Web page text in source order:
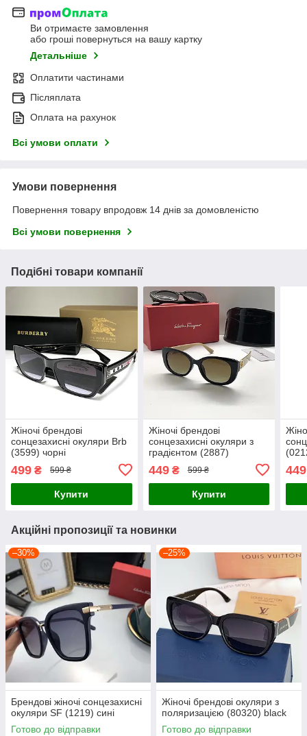
Ви отримаєте замовлення
або гроші повернуться на вашу картку
Детальніше
Оплатити частинами
Післяплата
Оплата на рахунок
Всі умови оплати
Умови повернення
Повернення товару впродовж 14 днів за домовленістю
Всі умови повернення
Подібні товари компанії
Жіночі брендові
сонцезахисні окуляри Brb
(3599) чорні
499 ₴ 599 ₴
Купити
Жіночі брендові
сонцезахисні окуляри з
градієнтом (2887)
449₴ 599 ₴
Купити
449
Акційні пропозиції та новинки
–30%
Брендові жіночі сонцезахисні
окуляри SF (1219) сині
Готово до відправки
–25%
Жіночі брендові окуляри з
поляризацією (80320) black
Готово до відправки